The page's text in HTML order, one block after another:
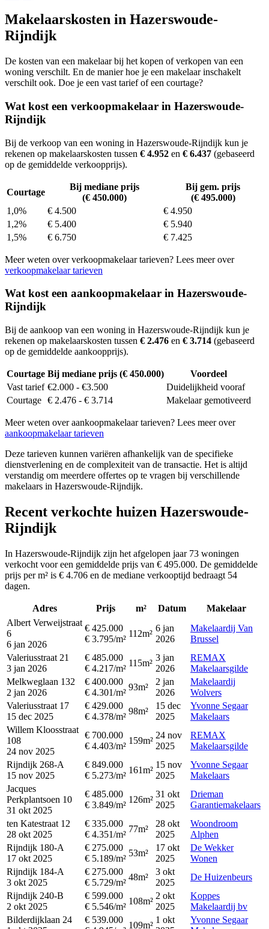
Makelaarskosten in Hazerswoude-
Rijndijk
De kosten van een makelaar bij het kopen of verkopen van een
woning verschilt. En de manier hoe je een makelaar inschakelt
verschilt ook. Doe je een vast tarief of een courtage?
Wat kost een verkoopmakelaar in Hazerswoude-
Rijndijk
Bij de verkoop van een woning in Hazerswoude-Rijndijk kun je
rekenen op makelaarskosten tussen € 4.952 en € 6.437 (gebaseerd
op de gemiddelde verkoopprijs).
Courtage
Bij mediane prijs
(€ 450.000)
Bij gem. prijs
(€ 495.000)
1,0%
€ 4.500
€ 4.950
1,2%
€ 5.400
€ 5.940
1,5%
€ 6.750 € 7.425
Meer weten over verkoopmakelaar tarieven? Lees meer over
verkoopmakelaar tarieven
Wat kost een aankoopmakelaar in Hazerswoude-
Rijndijk
Bij de aankoop van een woning in Hazerswoude-Rijndijk kun je
rekenen op makelaarskosten tussen € 2.476 en € 3.714 (gebaseerd
op de gemiddelde aankoopprijs).
Courtage Bij mediane prijs (€ 450.000)
Voordeel
Vast tarief €2.000 - €3.500
Duidelijkheid vooraf
Courtage € 2.476 - € 3.714 Makelaar gemotiveerd
Meer weten over aankoopmakelaar tarieven? Lees meer over
aankoopmakelaar tarieven
Deze tarieven kunnen variëren afhankelijk van de specifieke
dienstverlening en de complexiteit van de transactie. Het is altijd
verstandig om meerdere offertes op te vragen bij verschillende
makelaars in Hazerswoude-Rijndijk.
Recent verkochte huizen Hazerswoude-
Rijndijk
In Hazerswoude-Rijndijk zijn het afgelopen jaar 73 woningen
verkocht voor een gemiddelde prijs van € 495.000. De gemiddelde
prijs per m² is € 4.706 en de mediane verkooptijd bedraagt 54
dagen.
Adres Prijs m² Datum
Makelaar
Albert Verweijstraat
6
6 jan 2026
€ 425.000
€ 3.795/m²
112m²
6 jan
2026
Makelaardij Van
Brussel
Valeriusstraat 21
3 jan 2026
€ 485.000
€ 4.217/m²
115m²
3 jan
2026
REMAX
Makelaarsgilde
Melkweglaan 132
2 jan 2026
€ 400.000
€ 4.301/m²
93m²
2 jan
2026
Makelaardij
Wolvers
Valeriusstraat 17
15 dec 2025
€ 429.000
€ 4.378/m²
98m²
15 dec
2025
Yvonne Segaar
Makelaars
Willem Kloosstraat
108
24 nov 2025
€ 700.000
€ 4.403/m²
159m²
24 nov
2025
REMAX
Makelaarsgilde
Rijndijk 268-A
15 nov 2025
€ 849.000
€ 5.273/m²
161m²
15 nov
2025
Yvonne Segaar
Makelaars
Jacques
Perkplantsoen 10
31 okt 2025
€ 485.000
€ 3.849/m²
126m²
31 okt
2025
Drieman
Garantiemakelaars
ten Katestraat 12
28 okt 2025
€ 335.000
€ 4.351/m²
77m²
28 okt
2025
Woondroom
Alphen
Rijndijk 180-A
17 okt 2025
€ 275.000
€ 5.189/m²
53m²
17 okt
2025
De Wekker
Wonen
Rijndijk 184-A
3 okt 2025
€ 275.000
€ 5.729/m²
48m²
3 okt
2025
De Huizenbeurs
Rijndijk 240-B
2 okt 2025
€ 599.000
€ 5.546/m²
108m²
2 okt
2025
Koppes
Makelaardij bv
Bilderdijklaan 24
€ 539.000
109m²
1 okt
Yvonne Segaar